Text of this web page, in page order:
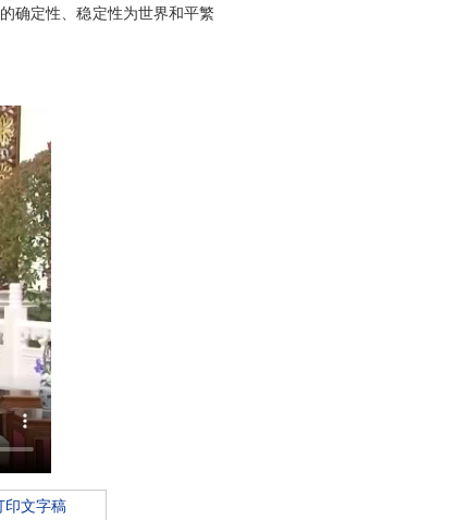
确定性、稳定性为世界和平繁
印文字稿